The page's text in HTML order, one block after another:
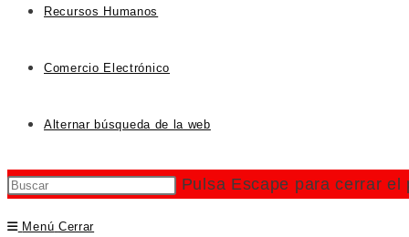
Recursos Humanos
Comercio Electrónico
Alternar búsqueda de la web
Pulsa Escape para cerrar el
Menú Cerrar